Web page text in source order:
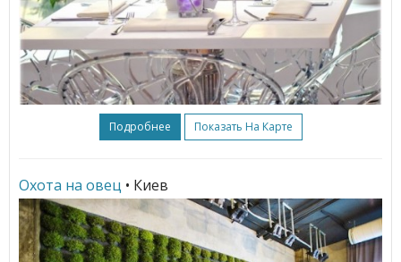
Подробнее Показать На Карте
Охота на овец • Киев